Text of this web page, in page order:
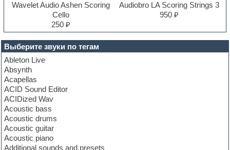
Выберите звуки по тегам
Ableton Live
Absynth
Acapellas
ACID Sound Editor
ACIDized Wav
Acoustic bass
Acoustic drums
Acoustic guitar
Acoustic piano
Additional sounds and presets
Wavelet Audio Ashen Scoring
Cello
250 ₽
Audiobro LA Scoring Strings 3
950 ₽